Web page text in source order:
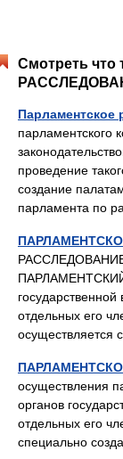
Смотреть
Парламентское
парламентского
проведение
создание
парламента по
РАССЛЕДОВАНИЕ,
ПАРЛАМЕНТСКИЙ
государственной
отдельных его
осуществления
органов
отдельных его
специально